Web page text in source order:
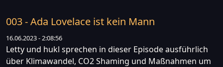
003 - Ada Lovelace ist kein Mann
16.06.2023 - 2:08:56
Letty und hukl sprechen in dieser Episode ausführlich
über Klimawandel, CO2 Shaming und Maßnahmen um